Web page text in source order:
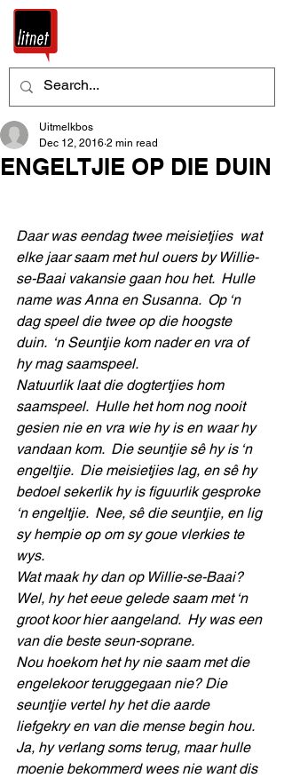
ENGELTJIE OP DIE DUIN
Uitmelkbos
Dec 12, 2016 2 min read
Daar was eendag twee meisietjies  wat
elke jaar saam met hul ouers by Willie-
se-Baai vakansie gaan hou het.  Hulle
name was Anna en Susanna.  Op ‘n
dag speel die twee op die hoogste
duin.  ‘n Seuntjie kom nader en vra of
hy mag saamspeel.
Natuurlik laat die dogtertjies hom
saamspeel.  Hulle het hom nog nooit
gesien nie en vra wie hy is en waar hy
vandaan kom.  Die seuntjie sê hy is ‘n
engeltjie.  Die meisietjies lag, en sê hy
bedoel sekerlik hy is figuurlik gesproke
‘n engeltjie.  Nee, sê die seuntjie, en lig
sy hempie op om sy goue vlerkies te
wys.
Wat maak hy dan op Willie-se-Baai?
Wel, hy het eeue gelede saam met ‘n
groot koor hier aangeland.  Hy was een
van die beste seun-soprane.
Nou hoekom het hy nie saam met die
engelekoor teruggegaan nie? Die
seuntjie vertel hy het die aarde
liefgekry en van die mense begin hou.
Ja, hy verlang soms terug, maar hulle
moenie bekommerd wees nie want dis